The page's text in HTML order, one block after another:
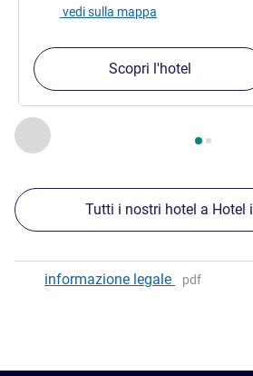
Precedente - Nostre ulteriori
Pagina , Nostre ulteriori
vedi sulla mappa
Scopri l'hotel
Tutti i nostri hotel a Hotel
informazione legale pdf